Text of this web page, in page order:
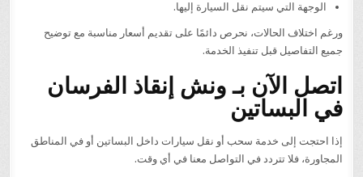
الوجهة التي سيتم نقل السيارة إليها.
ورغم اختلاف الحالات، نحرص دائمًا على تقديم أسعار مناسبة مع توضيح
جميع التفاصيل قبل تنفيذ الخدمة.
اتصل الآن بـ ونش إنقاذ الفرسان
في البساتين
إذا احتجت إلى خدمة سحب أو نقل سيارات داخل البساتين أو في المناطق
المجاورة، فلا تتردد في التواصل معنا في أي وقت.